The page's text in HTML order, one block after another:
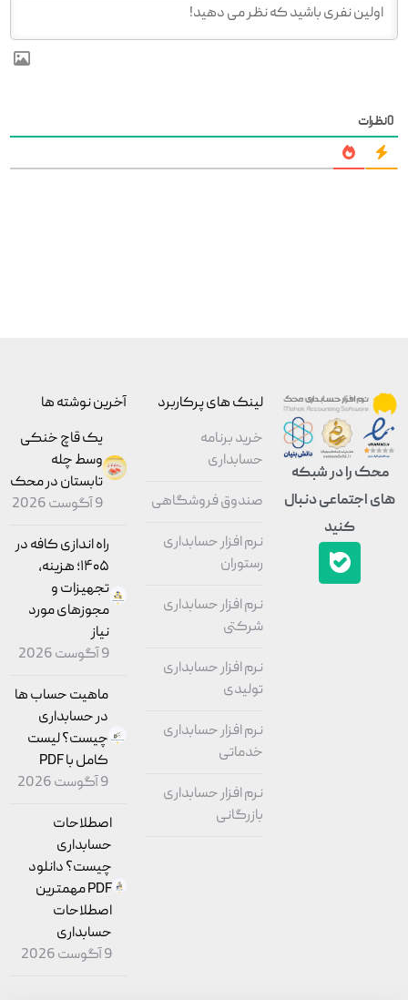
0نظرات
محک را در شبکه
های اجتماعی دنبال
کنید
لینک های پرکاربرد
خرید برنامه
حسابداری
صندوق فروشگاهی
نرم افزار حسابداری
رستوران
نرم افزار حسابداری
شرکتی
نرم افزار حسابداری
تولیدی
نرم افزار حسابداری
خدماتی
نرم افزار حسابداری
بازرگانی
آخرین نوشته ها
یک قاچ خنکی
وسط چله
تابستان در محک
9 آگوست 2026
راه اندازی کافه در
۱۴۰۵؛ هزینه،
تجهیزات و
مجوزهای مورد
نیاز
9 آگوست 2026
ماهیت حساب ‌ها
در حسابداری
چیست؟ لیست
کامل با PDF
9 آگوست 2026
اصطلاحات
حسابداری
چیست؟ دانلود
PDF مهمترین
اصطلاحات
حسابداری
9 آگوست 2026